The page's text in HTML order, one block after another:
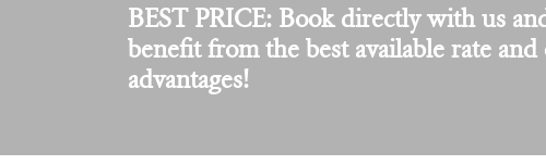
BEST PRICE: Book directly with us
benefit from the best available rate and
advantages!